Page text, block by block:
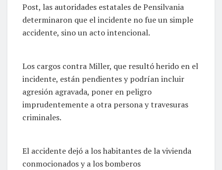
Post, las autoridades estatales de Pensilvania
determinaron que el incidente no fue un simple
accidente, sino un acto intencional.
Los cargos contra Miller, que resultó herido en el
incidente, están pendientes y podrían incluir
agresión agravada, poner en peligro
imprudentemente a otra persona y travesuras
criminales.
El accidente dejó a los habitantes de la vivienda
conmocionados y a los bomberos